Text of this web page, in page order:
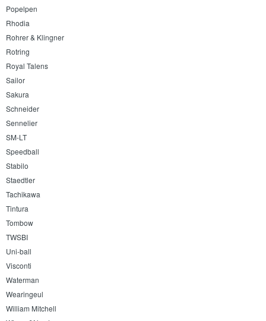
Popelpen
Rhodia
Rohrer & Klingner
Rotring
Royal Talens
Sailor
Sakura
Schneider
Sennelier
SM-LT
Speedball
Stabilo
Staedtler
Tachikawa
Tintura
Tombow
TWSBI
Uni-ball
Visconti
Waterman
Wearingeul
William Mitchell